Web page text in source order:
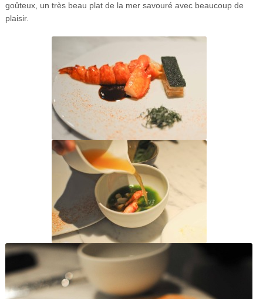
goûteux, un très beau plat de la mer savouré avec beaucoup de
plaisir.